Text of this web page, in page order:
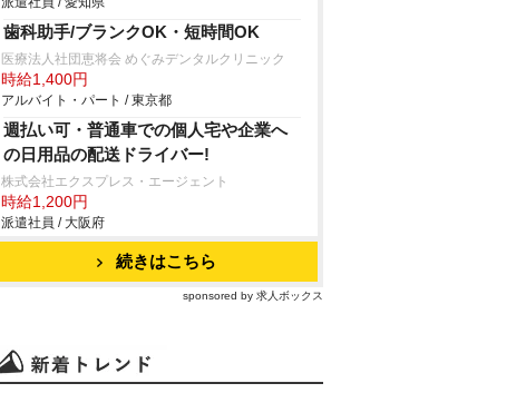
歯科助手/ブランクOK・短時間OK
医療法人社団恵将会 めぐみデンタルクリニック
時給1,400円
アルバイト・パート / 東京都
週払い可・普通車での個人宅や企業へ
の日用品の配送ドライバー!
株式会社エクスプレス・エージェント
時給1,200円
派遣社員 / 大阪府
続きはこちら
sponsored by 求人ボックス